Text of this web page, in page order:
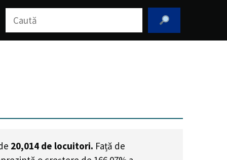
Caută
20,014 de locuitori. Față de